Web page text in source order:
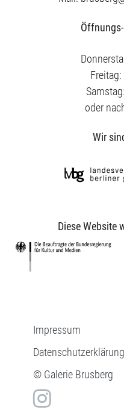
oder
Wir
Diese Website
Impressum
Datenschutzerklärung
© Galerie Brusberg
in